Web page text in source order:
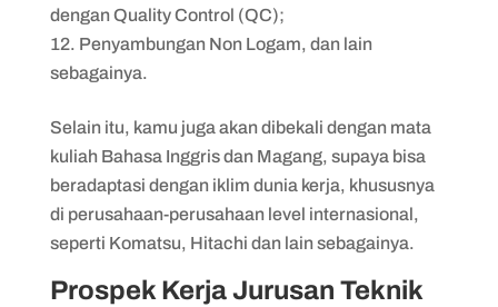
dengan Quality Control (QC);
Penyambungan Non Logam, dan lain
sebagainya.
Selain itu, kamu juga akan dibekali dengan mata
kuliah Bahasa Inggris dan Magang, supaya bisa
beradaptasi dengan iklim dunia kerja, khususnya
di perusahaan-perusahaan level internasional,
seperti Komatsu, Hitachi dan lain sebagainya.
Prospek Kerja Jurusan Teknik